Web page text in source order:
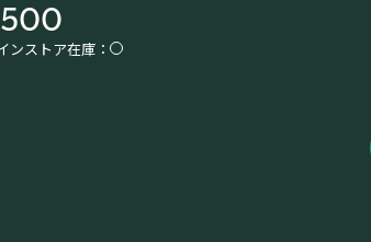
ンストア在庫：